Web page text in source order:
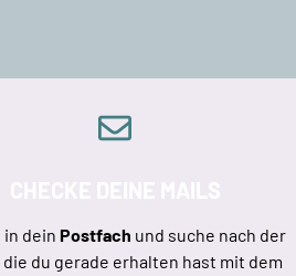
in deinPostfach und suche nach der
die du gerade erhalten hast mit dem